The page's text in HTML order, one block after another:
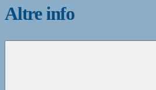
Altre info